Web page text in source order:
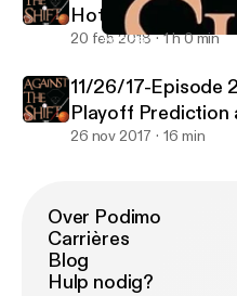
2/19/18 Episode 39 -
Hot Stove, NBA
20 feb 2018 1 h 0 min
11/26/17-Episode
Playoff Prediction
26 nov 2017 16 min
Over Podimo
Carrières
Blog
Hulp nodig?